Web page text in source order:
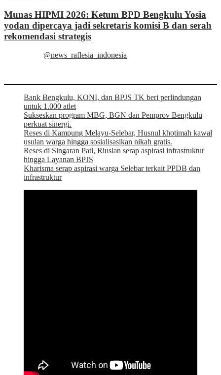
Munas HIPMI 2026: Ketum BPD Bengkulu Yosia
yodan dipercaya jadi sekretaris komisi B dan serah
rekomendasi strategis
@news_raflesia_indonesia
Bank Bengkulu, KONI, dan BPJS TK beri perlindungan
untuk 1.000 atlet
Sukseskan program MBG, BGN dan Pemprov Bengkulu
perkuat sinergi.
Reses di Kampung Melayu-Selebar, Husnul khotimah kawal
usulan warga hingga sosialisasikan nikah gratis.
Reses di Singaran Pati, Riuslan serap aspirasi infrastruktur
hingga Layanan BPJS
Kharisma serap aspirasi warga Selebar terkait PPDB dan
infrastruktur